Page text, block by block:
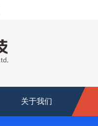
关于我们